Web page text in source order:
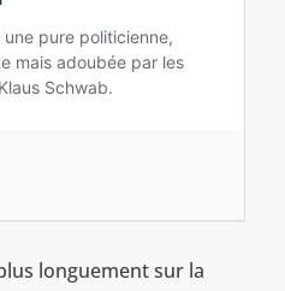
longuement sur la